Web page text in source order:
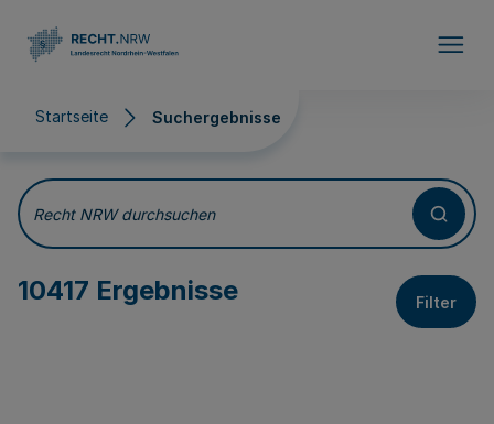
Startseite Suchergebnisse
Suchergebnisse
Recht NRW durchsuchen
10417 Ergebnisse Filter